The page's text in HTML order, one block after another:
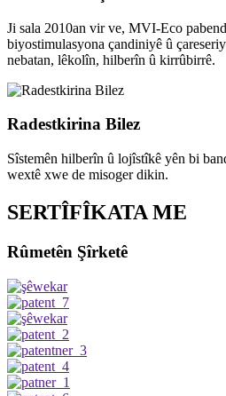
Ji sala 2010an vir ve, MVI-Eco
biyostimulasyona çandiniyê û
nebatan, lêkolîn, hilberîn û kirrûbirrê.
Radestkirina Bilez
Sîstemên hilberîn û lojîstîkê yên bi
wextê xwe de misoger dikin.
SERTÎFÎKATA ME
Rûmetên Şîrketê